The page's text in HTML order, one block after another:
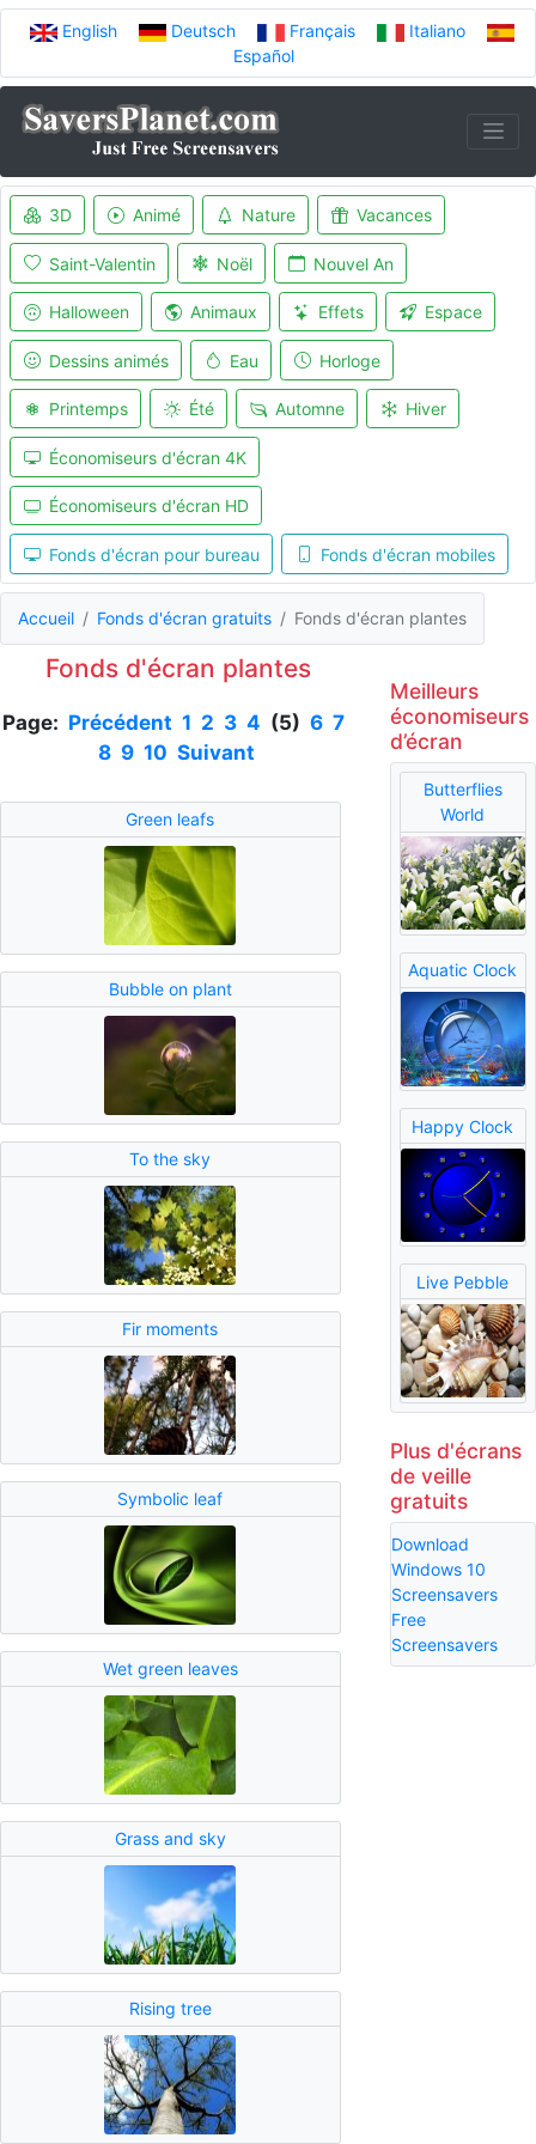
English Deutsch Français
Italiano
Español
3D Animé Nature Vacances
Saint-Valentin Noël Nouvel An
Halloween Animaux Effets Espace
Dessins animés Eau Horloge
Printemps Été Automne Hiver
Économiseurs d'écran 4K
Économiseurs d'écran HD
Fonds d'écran pour bureau Fonds d'écran mobiles
Accueil Fonds d'écran gratuits Fonds d'écran plantes
Fonds d'écran plantes
Page: Précédent 1 2 3 4 (5)6 7
8 9 10 Suivant
Green leafs
Bubble on plant
To the sky
Fir moments
Symbolic leaf
Wet green leaves
Grass and sky
Rising tree
Meilleurs
économiseurs
d’écran
Butterflies
World
Aquatic Clock
Happy Clock
Live Pebble
Plus d'écrans
de veille
gratuits
Download
Windows 10
Screensavers
Free
Screensavers